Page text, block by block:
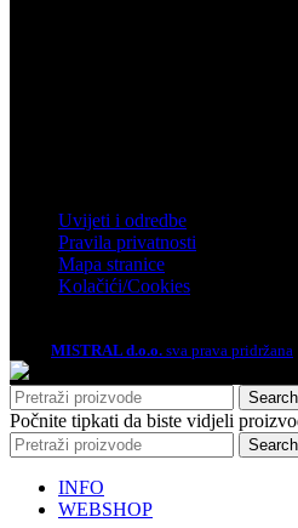
Uvijeti i odredbe
Pravila privatnosti
Mapa stranice
Kolačići/Cookies
MISTRAL d.o.o. sva prava pridržana
Search
Počnite tipkati da biste vidjeli
Search
INFO
WEBSHOP